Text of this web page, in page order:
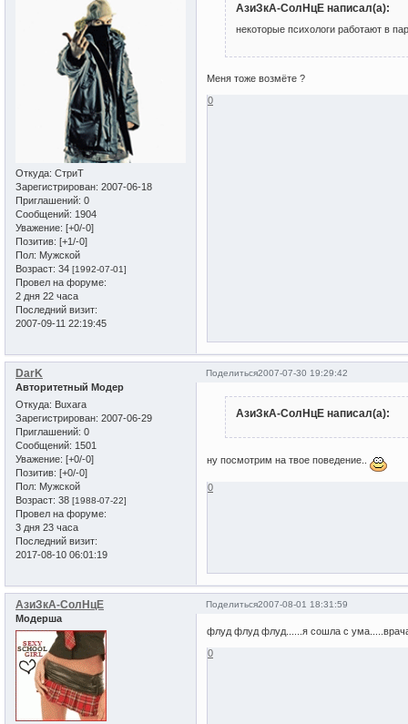
Откуда: СтриТ
Зарегистрирован: 2007-06-18
Приглашений: 0
Сообщений: 1904
Уважение: [+0/-0]
Позитив: [+1/-0]
Пол: Мужской
Возраст: 34 [1992-07-01]
Провел на форуме:
2 дня 22 часа
Последний визит:
2007-09-11 22:19:45
АзиЗкА-СолНцЕ написал(а):
некоторые психологи работают в
Меня тоже возмёте ?
0
Поделиться2007-07-30 19:29:42
DarK
Авторитетный Модер
Откуда: Buxara
Зарегистрирован: 2007-06-29
Приглашений: 0
Сообщений: 1501
Уважение: [+0/-0]
Позитив: [+0/-0]
Пол: Мужской
Возраст: 38 [1988-07-22]
Провел на форуме:
3 дня 23 часа
Последний визит:
2017-08-10 06:01:19
АзиЗкА-СолНцЕ написал(а):
ну посмотрим на твое поведение..
0
Поделиться2007-08-01 18:31:59
АзиЗкА-СолНцЕ
Модерша
флуд флуд флуд......я сошла с
0